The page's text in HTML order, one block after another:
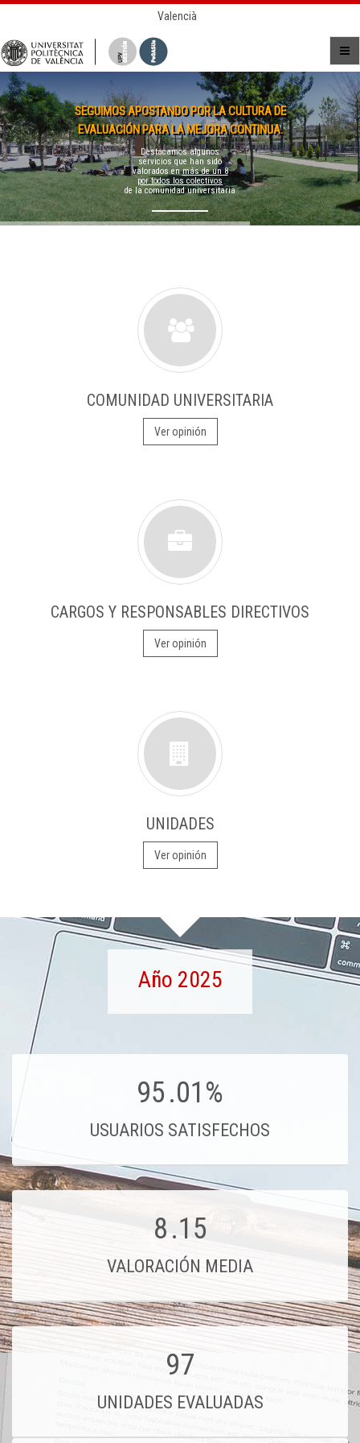
Valencià
SEGUIMOS APOSTANDO POR LA CULTURA DE
EVALUACIÓN PARA LA MEJORA CONTINUA.
Destacamos algunos
servicios que han sido
valorados enmás de un 8
por todos los colectivos
de la comunidad universitaria
COMUNIDAD UNIVERSITARIA
Ver opinión
CARGOS Y RESPONSABLES DIRECTIVOS
Ver opinión
UNIDADES
Ver opinión
Año 2025
95.01%
USUARIOS SATISFECHOS
8.15
VALORACIÓN MEDIA
97
UNIDADES EVALUADAS